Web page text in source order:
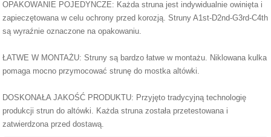
OPAKOWANIE POJEDYNCZE: Każda struna jest indywidualnie owinięta i
zapieczętowana w celu ochrony przed korozją. Struny A1st-D2nd-G3rd-C4th
są wyraźnie oznaczone na opakowaniu.
ŁATWE W MONTAŻU: Struny są bardzo łatwe w montażu. Niklowana kulka
pomaga mocno przymocować strunę do mostka altówki.
DOSKONAŁA JAKOŚĆ PRODUKTU: Przyjęto tradycyjną technologię
produkcji strun do altówki. Każda struna została przetestowana i
zatwierdzona przed dostawą.